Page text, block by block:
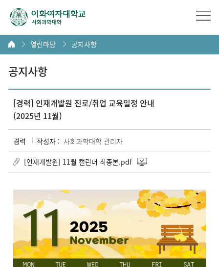
열린마당 공지사항
공지사항
[경력] 인재개발원 진로/취업 교육일정 안내
(2025년 11월)
경력 작성자 : 사회과학대학 관리자
[인재개발원] 11월 캘린더 최종본.pdf